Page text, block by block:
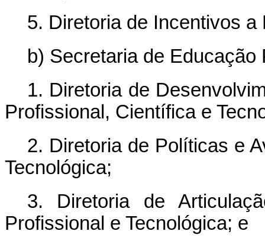
5. Diretoria de Incentivos
b) Secretaria de
1. Diretoria de
Profissional, Científica e
2. Diretoria de Políticas e
Tecnológica;
3. Diretoria de
Profissional e Tecnológica; e